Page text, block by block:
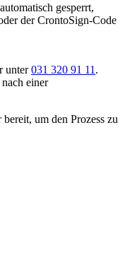
gesperrt,
der CrontoSign-Code
unter031 320 91 11 .
einer
um den Prozess zu